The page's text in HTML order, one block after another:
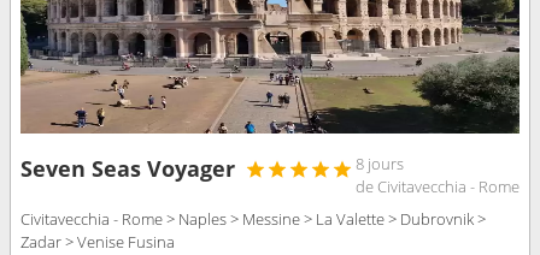
Seven Seas Voyager
8 jours
de Civitavecchia - Rome
Civitavecchia - Rome > Naples > Messine > La Valette > Dubrovnik >
Zadar > Venise Fusina